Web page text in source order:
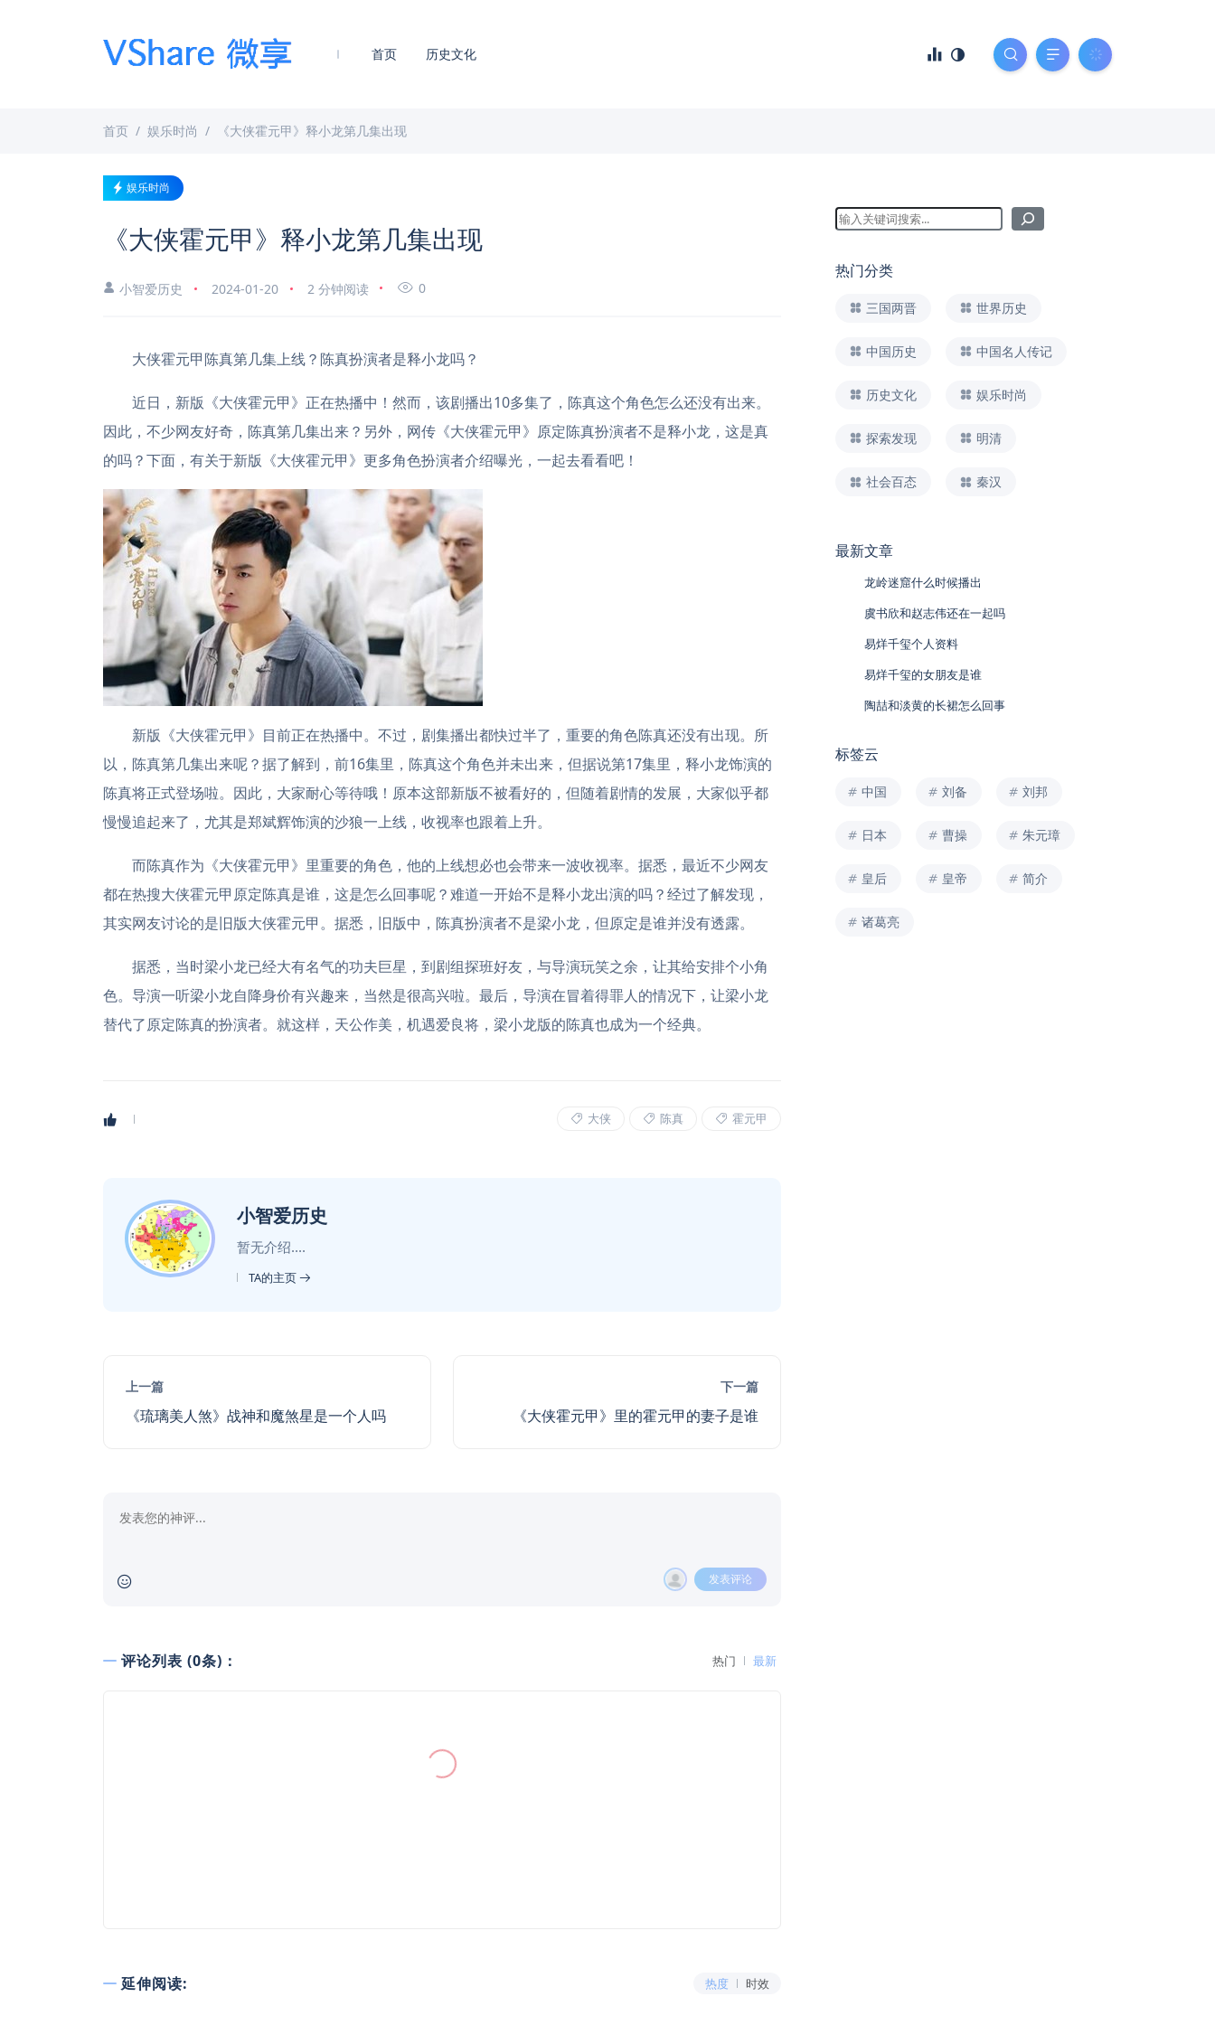
首页 历史文化
首页 娱乐时尚 《大侠霍元甲》释小龙第几集出现
娱乐时尚
《大侠霍元甲》释小龙第几集出现
小智爱历史 2024-01-20 2 分钟阅读 0
大侠霍元甲陈真第几集上线？陈真扮演者是释小龙吗？
近日，新版《大侠霍元甲》正在热播中！然而，该剧播出10多集了，陈真这个角色怎么还没有出来。
因此，不少网友好奇，陈真第几集出来？另外，网传《大侠霍元甲》原定陈真扮演者不是释小龙，这是真
的吗？下面，有关于新版《大侠霍元甲》更多角色扮演者介绍曝光，一起去看看吧！
新版《大侠霍元甲》目前正在热播中。不过，剧集播出都快过半了，重要的角色陈真还没有出现。所
以，陈真第几集出来呢？据了解到，前16集里，陈真这个角色并未出来，但据说第17集里，释小龙饰演的
陈真将正式登场啦。因此，大家耐心等待哦！原本这部新版不被看好的，但随着剧情的发展，大家似乎都
慢慢追起来了，尤其是郑斌辉饰演的沙狼一上线，收视率也跟着上升。
而陈真作为《大侠霍元甲》里重要的角色，他的上线想必也会带来一波收视率。据悉，最近不少网友
都在热搜大侠霍元甲原定陈真是谁，这是怎么回事呢？难道一开始不是释小龙出演的吗？经过了解发现，
其实网友讨论的是旧版大侠霍元甲。据悉，旧版中，陈真扮演者不是梁小龙，但原定是谁并没有透露。
据悉，当时梁小龙已经大有名气的功夫巨星，到剧组探班好友，与导演玩笑之余，让其给安排个小角
色。导演一听梁小龙自降身价有兴趣来，当然是很高兴啦。最后，导演在冒着得罪人的情况下，让梁小龙
替代了原定陈真的扮演者。就这样，天公作美，机遇爱良将，梁小龙版的陈真也成为一个经典。
大侠 陈真 霍元甲
小智爱历史
暂无介绍....
TA的主页
上一篇
《琉璃美人煞》战神和魔煞星是一个人吗
下一篇
《大侠霍元甲》里的霍元甲的妻子是谁
发表评论
评论列表 (0条)： 热门 最新
延伸阅读: 热度 时效
热门分类
三国两晋 世界历史
中国历史 中国名人传记
历史文化 娱乐时尚
探索发现 明清
社会百态 秦汉
最新文章
龙岭迷窟什么时候播出
虞书欣和赵志伟还在一起吗
易烊千玺个人资料
易烊千玺的女朋友是谁
陶喆和淡黄的长裙怎么回事
标签云
中国 刘备 刘邦
日本 曹操 朱元璋
皇后 皇帝 简介
诸葛亮